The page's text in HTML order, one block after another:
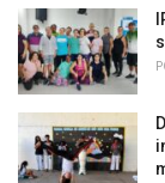
o
r
i
e
: